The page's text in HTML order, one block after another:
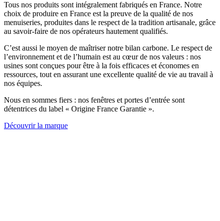
Tous nos produits sont intégralement fabriqués en France. Notre
choix de produire en France est la preuve de la qualité de nos
menuiseries, produites dans le respect de la tradition artisanale, grâce
au savoir-faire de nos opérateurs hautement qualifiés.
C’est aussi le moyen de maîtriser notre bilan carbone. Le respect de
l’environnement et de l’humain est au cœur de nos valeurs : nos
usines sont conçues pour être à la fois efficaces et économes en
ressources, tout en assurant une excellente qualité de vie au travail à
nos équipes.
Nous en sommes fiers : nos fenêtres et portes d’entrée sont
détentrices du label « Origine France Garantie ».
Découvrir la marque